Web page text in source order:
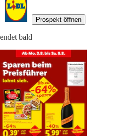
Prospekt öffnen
endet bald